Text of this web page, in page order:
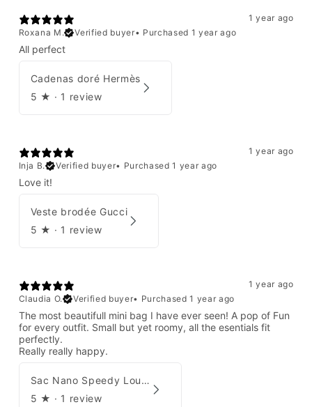
1 year ago
Roxana M.
Verified buyer• Purchased 1 year ago
All perfect
Cadenas doré Hermès
5 ★ · 1 review
1 year ago
Inja B.
Verified buyer• Purchased 1 year ago
Love it!
Veste brodée Gucci
5 ★ · 1 review
1 year ago
Claudia O.
Verified buyer• Purchased 1 year ago
The most beautifull mini bag I have ever seen! A pop of Fun
for every outfit. Small but yet roomy, all the esentials fit
perfectly.
Really really happy.
Sac Nano Speedy Louis Vuitton X Yayoi Kusama
5 ★ · 1 review